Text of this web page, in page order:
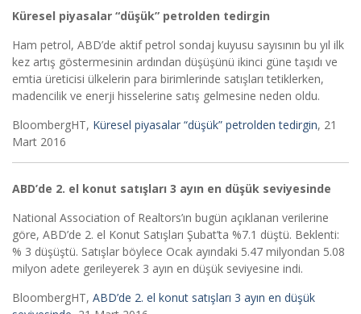
Küresel piyasalar “düşük” petrolden tedirgin
Ham petrol, ABD’de aktif petrol sondaj kuyusu sayısının bu yıl ilk
kez artış göstermesinin ardından düşüşünü ikinci güne taşıdı ve
emtia üreticisi ülkelerin para birimlerinde satışları tetiklerken,
madencilik ve enerji hisselerine satış gelmesine neden oldu.
BloombergHT, Küresel piyasalar “düşük” petrolden tedirgin, 21
Mart 2016
ABD’de 2. el konut satışları 3 ayın en düşük seviyesinde
National Association of Realtors’ın bugün açıklanan verilerine
göre, ABD’de 2. el Konut Satışları Şubat’ta %7.1 düştü. Beklenti:
% 3 düşüştü. Satışlar böylece Ocak ayındaki 5.47 milyondan 5.08
milyon adete gerileyerek 3 ayın en düşük seviyesine indi.
BloombergHT, ABD’de 2. el konut satışları 3 ayın en düşük